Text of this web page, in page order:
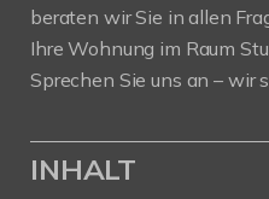
beraten wir Sie in allen
Ihre Wohnung im Raum
Sprechen Sie uns an – wir
INHALT